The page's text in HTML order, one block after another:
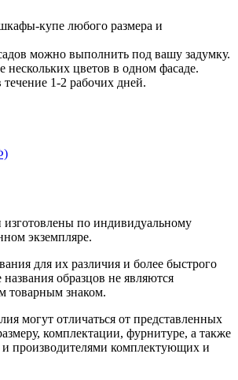
купе любого размера и
можно выполнить под вашу задумку.
нескольких цветов в одном фасаде.
течение 1-2 рабочих дней.
изготовлены по индивидуальному
экземпляре.
для их различия и более быстрого
названия образцов не являются
товарным знаком.
могут отличаться от представленных
комплектации, фурнитуре, а также
производителями комплектующих и